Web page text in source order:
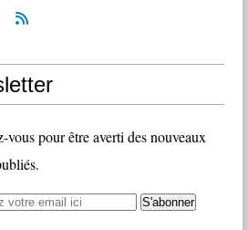
vous pour être averti des nouveaux